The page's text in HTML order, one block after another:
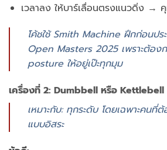
เวลาลง ให้บาร์เลื่อนตรงแนวดิ่ง →
โค้ชใช้ Smith Machine ฝึกก่อนป
Open Masters 2025 เพราะต้อง
posture ให้อยู่เป๊ะทุกมุม
เครื่องที่ 2: Dumbbell หรือ Kettlebell
เหมาะกับ: ทุกระดับ โดยเฉพาะคนที่
แบบอิสระ